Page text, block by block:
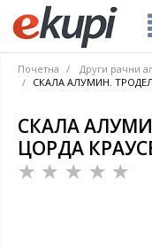
Почетна
Други рачни
СКАЛА АЛУМИН.
СКАЛА
ЦОРДА